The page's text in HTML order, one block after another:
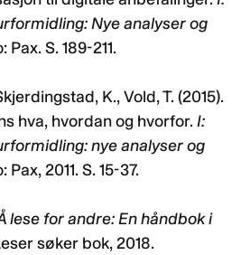
Nye analyser og
Pax. S. 189-211.
K., Vold, T. (2015).
hva, hvordan og hvorfor.I:
nye analyser og
Pax, 2011. S. 15-37.
lese for andre: En håndbok i
søker bok, 2018.